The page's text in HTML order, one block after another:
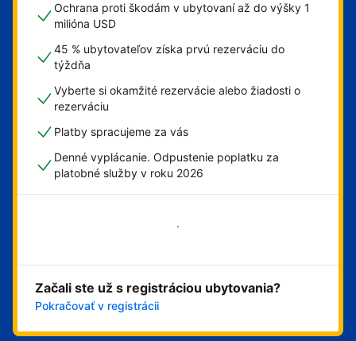
Ochrana proti škodám v ubytovaní až do výšky 1
milióna USD
45 % ubytovateľov získa prvú rezerváciu do
týždňa
Vyberte si okamžité rezervácie alebo žiadosti o
rezerváciu
Platby spracujeme za vás
Denné vyplácanie. Odpustenie poplatku za
platobné služby v roku 2026
Začali ste už s registráciou ubytovania?
Pokračovať v registrácii